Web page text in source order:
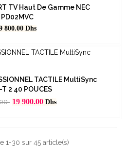
TV Haut De Gamme NEC
PD02MVC
800.00 Dhs
TACTILE MultiSync
2 40 POUCES
Prix
19 900.00 Dhs
1-30 sur 45 article(s)